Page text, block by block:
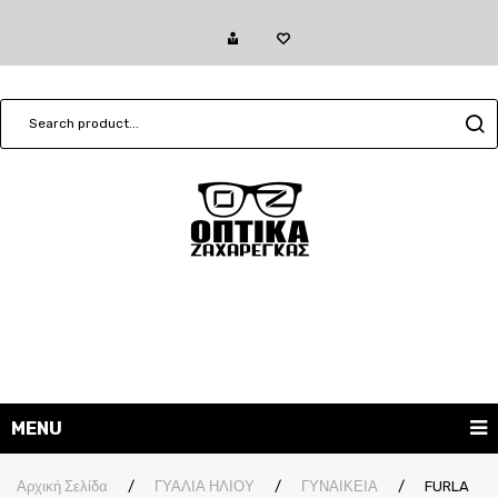
MENU
ΓΥΑΛΙΑ ΗΛΙΟΥ
Αρχική Σελίδα / ΓΥΑΛΙΑ ΗΛΙΟΥ / ΓΥΝΑΙΚΕΙΑ /
FURLA